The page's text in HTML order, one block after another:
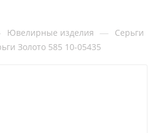
Ювелирные изделия — Серьги
Золото 585 10-05435